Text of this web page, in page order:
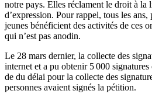
notre pays. Elles réclament le droit à la
d’expression. Pour rappel, tous les ans,
jeunes bénéficient des activités de ces
qui n’est pas anodin.
Le 28 mars dernier, la collecte des
internet et a pu obtenir 5 000
de du délai pour la collecte des
personnes avaient signés la pétition.